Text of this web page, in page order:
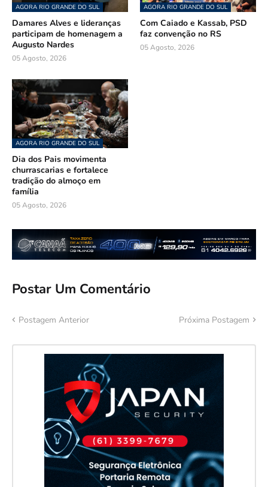
AGORA RIO GRANDE DO SUL
Damares Alves e lideranças
participam de homenagem a
Augusto Nardes
05 Agosto, 2026
AGORA RIO GRANDE DO SUL
Com Caiado e Kassab, PSD
faz convenção no RS
05 Agosto, 2026
AGORA RIO GRANDE DO SUL
Dia dos Pais movimenta
churrascarias e fortalece
tradição do almoço em
família
05 Agosto, 2026
Postar Um Comentário
Postagem Anterior Próxima Postagem